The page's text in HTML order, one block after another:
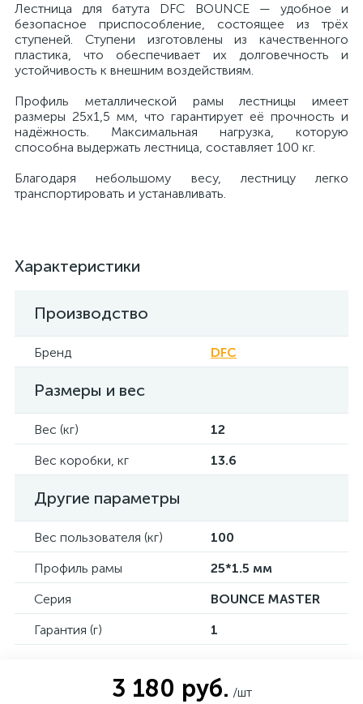
Лестница для батута DFC BOUNCE — удобное и
безопасное приспособление, состоящее из трёх
ступеней. Ступени изготовлены из качественного
пластика, что обеспечивает их долговечность и
устойчивость к внешним воздействиям.
Профиль металлической рамы лестницы имеет
размеры 25х1,5 мм, что гарантирует её прочность и
надёжность. Максимальная нагрузка, которую
способна выдержать лестница, составляет 100 кг.
Благодаря небольшому весу, лестницу легко
транспортировать и устанавливать.
Характеристики
Производство
Бренд DFC
Размеры и вес
Вес (кг)
12
Вес коробки, кг
13.6
Другие параметры
Вес пользователя (кг)
100
Профиль рамы
25*1.5 мм
Серия
BOUNCE MASTER
Гарантия (г)
1
3 180 руб. /шт